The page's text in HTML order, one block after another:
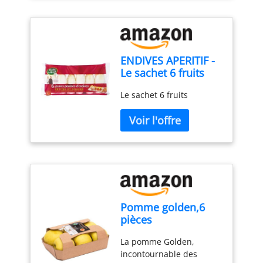
réchauffer vos soirées,
elle invite à la
gourmandise sans
culpabilité. Légère, saine
et pleine de charme,
la star de vos repas
équilibrés. Un vrai coup
de cœur pour vos
papilles !
ENDIVES APERITIF -
Le sachet 6 fruits
Le sachet 6 fruits
Pomme golden,6
pièces
La pomme Golden,
incontournable des